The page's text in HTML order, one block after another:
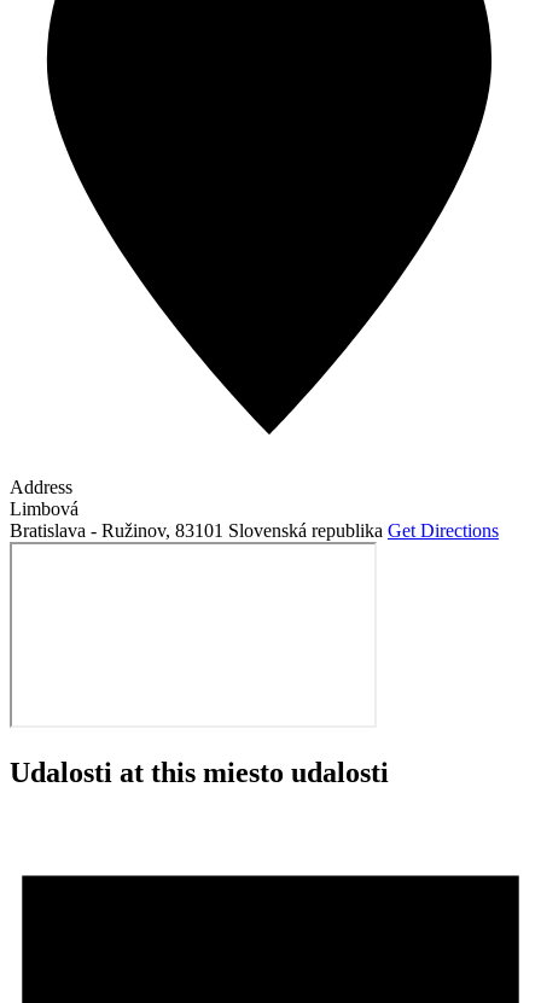
Address
Limbová
Bratislava - Ružinov, 83101 Slovenská republika Get Directions
Udalosti at this miesto udalosti